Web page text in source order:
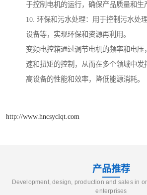
于控制电机的运行，确保产品质量和生
10. 环保和污水处理：用于控制污水处
设备等，实现环保和资源再利用。
变频电控箱通过调节电机的频率和电压
速和扭矩的控制，从而在多个领域中发
高设备的性能和效率，降低能源消耗。
http://www.hncsyclqt.com
产品推荐
Development, design, production and sales in
enterprises